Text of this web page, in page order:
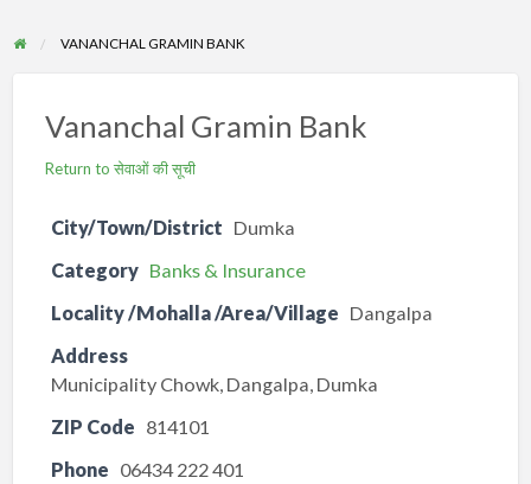
VANANCHAL GRAMIN BANK
Vananchal Gramin Bank
Return to सेवाओं की सूची
City/Town/District Dumka
Category Banks & Insurance
Locality /Mohalla /Area/Village Dangalpa
Address
Municipality Chowk, Dangalpa, Dumka
ZIP Code 814101
Phone 06434 222 401